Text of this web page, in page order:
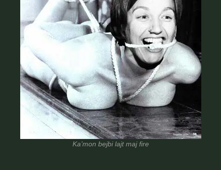
Ka’mon bejbi lajt maj fire